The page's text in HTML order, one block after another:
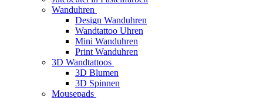
Wanduhren
Design Wanduhren
Wandtattoo Uhren
Mini Wanduhren
Print Wanduhren
3D Wandtattoos
3D Blumen
3D Spinnen
Mousepads